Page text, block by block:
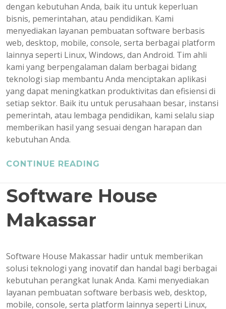
dengan kebutuhan Anda, baik itu untuk keperluan
bisnis, pemerintahan, atau pendidikan. Kami
menyediakan layanan pembuatan software berbasis
web, desktop, mobile, console, serta berbagai platform
lainnya seperti Linux, Windows, dan Android. Tim ahli
kami yang berpengalaman dalam berbagai bidang
teknologi siap membantu Anda menciptakan aplikasi
yang dapat meningkatkan produktivitas dan efisiensi di
setiap sektor. Baik itu untuk perusahaan besar, instansi
pemerintah, atau lembaga pendidikan, kami selalu siap
memberikan hasil yang sesuai dengan harapan dan
kebutuhan Anda.
CONTINUE READING
Software House
Makassar
Software House Makassar hadir untuk memberikan
solusi teknologi yang inovatif dan handal bagi berbagai
kebutuhan perangkat lunak Anda. Kami menyediakan
layanan pembuatan software berbasis web, desktop,
mobile, console, serta platform lainnya seperti Linux,